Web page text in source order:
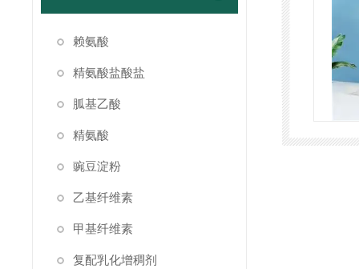
赖氨酸
精氨酸盐酸盐
胍基乙酸
精氨酸
豌豆淀粉
乙基纤维素
甲基纤维素
复配乳化增稠剂